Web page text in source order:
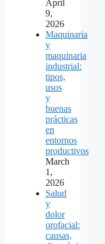
April
9,
2026
Maquinaria
y
maquinaria
industrial:
tipos,
usos
y
buenas
prácticas
en
entornos
productivos
March
1,
2026
Salud
y
dolor
orofacial:
causas,